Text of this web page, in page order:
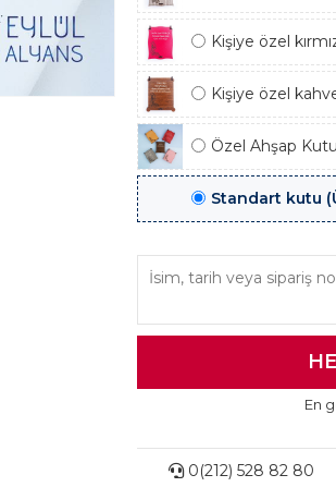
Kişiye özel
Kişiye özel
Özel Ahşap
Standart kutu
En
0(212) 528 82 80